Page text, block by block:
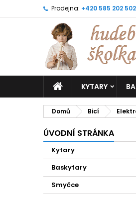
Prodejna: +420 585 202 502
KYTARY
Domů Bicí
ÚVODNÍ STRÁNKA
Kytary
Baskytary
Smyčce